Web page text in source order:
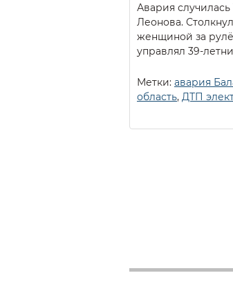
Авария
Леонова.
женщиной за
управлял 39-
Метки: авария
область, ДТП